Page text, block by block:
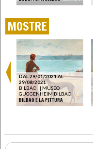
MOSTRE
DAL 29/01/2021 AL
29/08/2021
BILBAO
| MUSEO
GUGGENHEIM BILBAO
BILBAO E LA PITTURA